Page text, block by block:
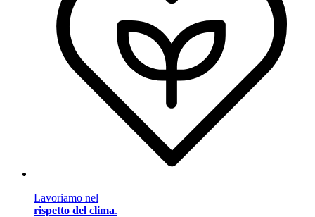
Lavoriamo nel
rispetto del clima.